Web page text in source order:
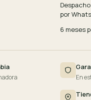
por
6 meses
En